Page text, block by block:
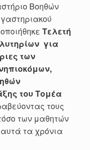
Βοηθών
Τελετή
για
των
του Τομέα
τους
των μαθητών
τα χρόνια